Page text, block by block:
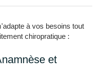
à vos besoins tout
chiropratique :
et